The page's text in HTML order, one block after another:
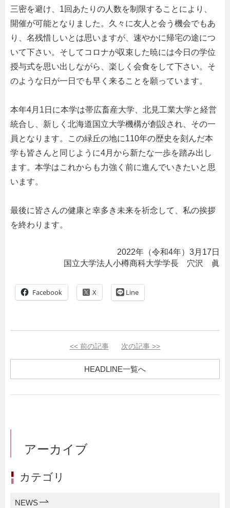
三密を避け、 1回あたりの人数を制限することにより、
開催が可能となりました。久々に友人と会う機会でもあ
り、名残惜しいとは思いますが、速やかに帰宅の途につ
いて下さい。そしてコロナが収束した暁には今日の学位
授与式を思い出しながら、楽しく会食をして下さい。そ
のような日が一日でも早く来ることを願っています。
本年4月 1 日に本学は帯広畜産大学、北見工業大学と経営
統合し、新しく北海道国立大学機構が創設され、その一
員となります。この緑丘の地に110年の歴史を刻んだ本
学も皆さんと同じように4月から新たな一歩を踏み出し
ます。本学はこれからも力強く前に進んでいきたいと思
います。
最後に皆さんの健康と幸多き未来を祈念して、私の挨拶
を終わります。
2022年（令和4年）3月17日
国立大学法人小樽商科大学学長 穴沢 眞
Facebook Line
<< 前の記事 次の記事 >>
HEADLINE一覧へ
アーカイブ
カテゴリ
NEWS